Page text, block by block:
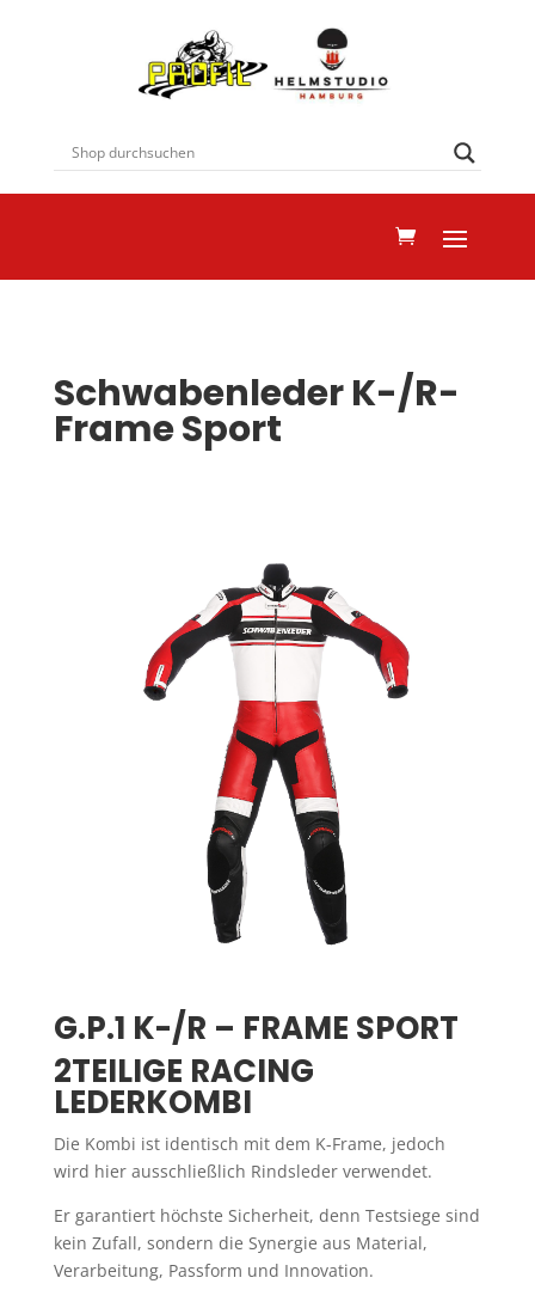
Schwabenleder K-/R-
Frame Sport
G.P.1 K-/R – FRAME SPORT
2TEILIGE RACING
LEDERKOMBI
Die Kombi ist identisch mit dem K-Frame, jedoch
wird hier ausschließlich Rindsleder verwendet.
Er garantiert höchste Sicherheit, denn Testsiege sind
kein Zufall, sondern die Synergie aus Material,
Verarbeitung, Passform und Innovation.